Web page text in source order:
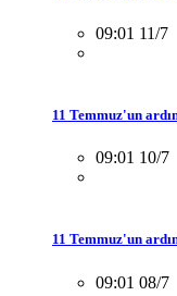
09:01 11/7
11 Temmuz'un
09:01 10/7
11 Temmuz'un
09:01 08/7